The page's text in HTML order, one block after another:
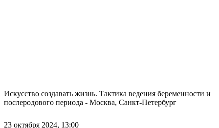
Искусство создавать жизнь. Тактика ведения беременности и
послеродового периода - Москва, Санкт-Петербург
23 октября 2024, 13:00